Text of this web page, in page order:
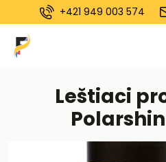
+421 949 003 574
Leštiaci